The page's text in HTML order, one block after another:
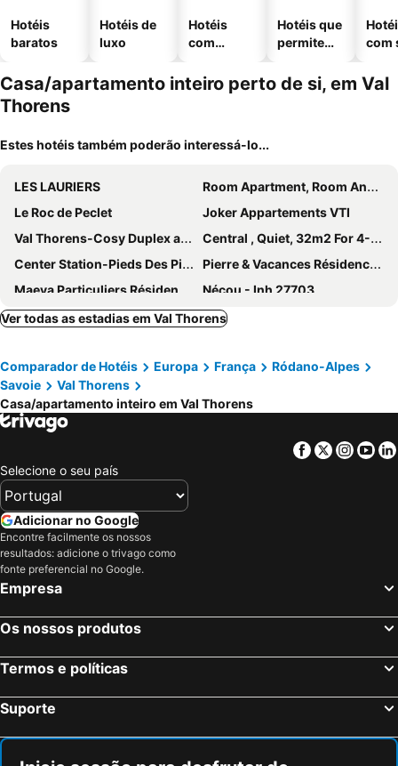
Hotéis
baratos
Hotéis de
luxo
Hotéis
com
Hotéis que
permitem
com
Casa/apartamento inteiro perto de si, em Val
Thorens
Estes hotéis também poderão interessá-lo...
LES LAURIERS
Room Apartment, Room And Cabin For 6 People
Le Roc de Peclet
Joker Appartements VTI
Val Thorens-Cosy Duplex avec vue Silveralp
Central , Quiet, 32m2 For 4-6 People, Well-equipped And Renovated
Center Station-Pieds Des Pistes -App. Residence La Roche Blanche Sleeps 6
Pierre & Vacances Résidence le Tikal
Maeva Particuliers Résidence Les Temples Du Soleil
Nécou - Inh 27703
Apartment Median 24
Meribel Mottaret 3 PiÈces Familial Neuf - Skis Aux Pieds - Label Meribel
Ver todas as estadias em Val Thorens
Comparador de Hotéis Europa França
Ródano-Alpes
Savoie
Val Thorens
Casa/apartamento inteiro em Val Thorens
Facebook
Twitter
Selecione o seu país
Adicionar no Google
Encontre facilmente os nossos
resultados: adicione o trivago como
fonte preferencial no Google.
Empresa
Os nossos produtos
Termos e políticas
Suporte